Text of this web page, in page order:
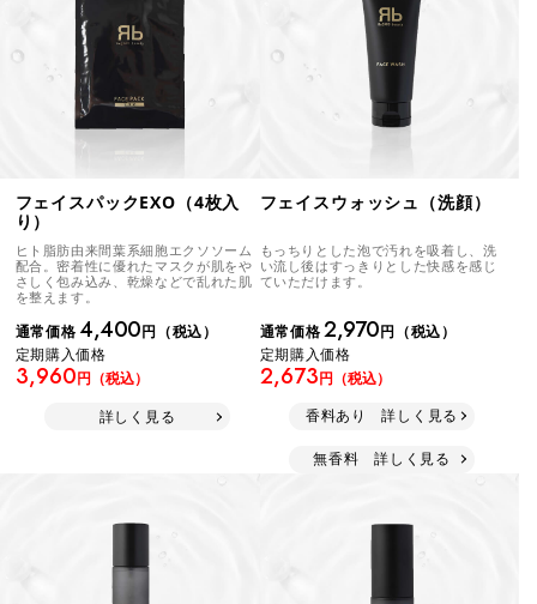
フェイスパックEXO（4枚入
り）
ヒト脂肪由来間葉系細胞エクソソーム
配合。密着性に優れたマスクが肌をや
さしく包み込み、乾燥などで乱れた肌
を整えます。
通常価格 4,400円（税込）
定期購入価格
3,960円（税込）
詳しく見る
フェイスウォッシュ（洗顔）
もっちりとした泡で汚れを吸着し、洗
い流し後はすっきりとした快感を感じ
ていただけます。
通常価格2,970円（税込）
定期購入価格
2,673円（税込）
香料あり 詳しく見る
無香料 詳しく見る